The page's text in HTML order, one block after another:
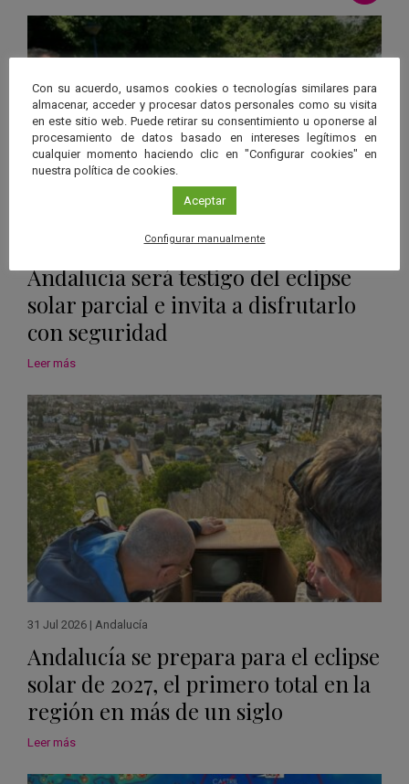
Andalucía
Andalucía será testigo del eclipse
solar parcial e invita a disfrutarlo
con seguridad
Leer más
31 Jul 2026 | Andalucía
Andalucía se prepara para el eclipse
solar de 2027, el primero total en la
región en más de un siglo
Leer más
Con su acuerdo, usamos cookies o tecnologías similares para
almacenar, acceder y procesar datos personales como su visita
en este sitio web. Puede retirar su consentimiento u oponerse al
procesamiento de datos basado en intereses legítimos en
cualquier momento haciendo clic en "Configurar cookies" en
nuestra política de cookies.
Aceptar
Configurar manualmente